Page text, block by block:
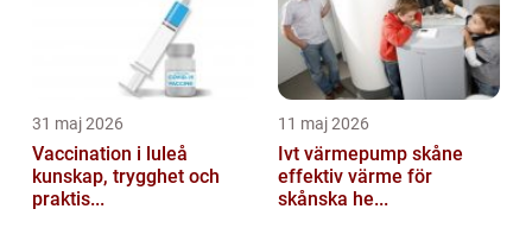
31 maj 2026
Vaccination i luleå
kunskap, trygghet och
praktis...
11 maj 2026
Ivt värmepump skåne
effektiv värme för
skånska he...